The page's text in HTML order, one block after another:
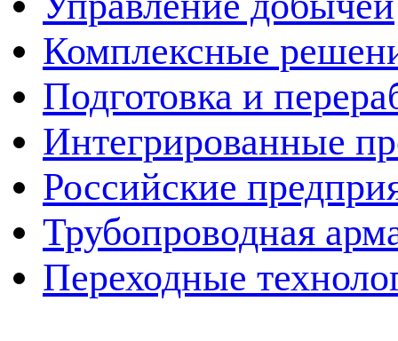
Комплексные
Подготовка и
Интегрированные
Российские
Трубопроводная
Переходные